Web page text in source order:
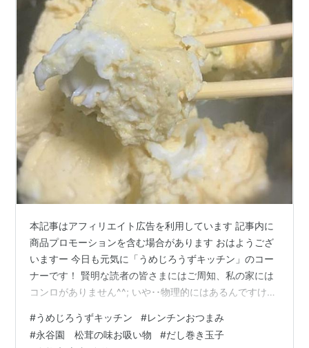
本記事はアフィリエイト広告を利用しています 記事内に
商品プロモーションを含む場合があります おはようござ
いますー 今日も元気に「うめじろうずキッチン」のコー
ナーです！ 賢明な読者の皆さまにはご周知、私の家には
コンロがありません^^; いや･･物理的にはあるんですけど
ょうかねえ･･もうダイソーで買ったレンチングッズ、
「電子レンジでお手軽ラーメン」にめちゃくちゃお世話
#うめじろうずキッチン #レンチンおつまみ
#永谷園 松茸の味お吸い物 #だし巻き玉子